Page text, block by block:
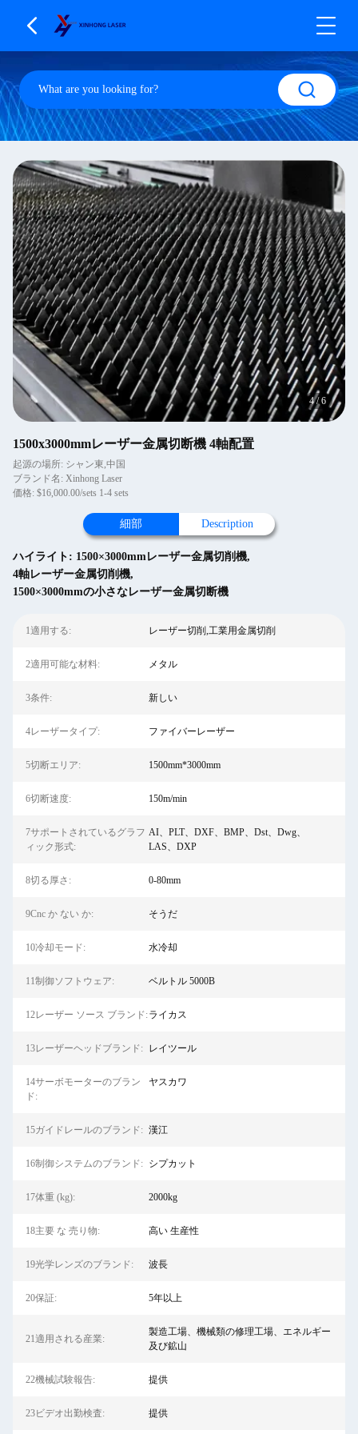
4/6
1500x3000mmレーザー金属切断機 4軸配置
起源の場所: シャン東,中国
ブランド名: Xinhong Laser
価格: $16,000.00/sets 1-4 sets
細部 Description
ハイライト: 1500×3000mmレーザー金属切削機,
4軸レーザー金属切削機,
1500×3000mmの小さなレーザー金属切断機
1適用する: レーザー切削,工業用金属切削
2適用可能な材料: メタル
3条件: 新しい
4レーザータイプ: ファイバーレーザー
5切断エリア: 1500mm*3000mm
6切断速度: 150m/min
7サポートされているグラフ
ィック形式:
AI、PLT、DXF、BMP、Dst、Dwg、
LAS、DXP
8切る厚さ: 0-80mm
9Cnc か ない か: そうだ
10冷却モード: 水冷却
11制御ソフトウェア: ベルトル 5000B
12レーザー ソース ブランド:ライカス
13レーザーヘッドブランド: レイツール
14サーボモーターのブラン
ド:
ヤスカワ
15ガイドレールのブランド: 漢江
16制御システムのブランド: シプカット
17体重 (kg): 2000kg
18主要 な 売り物: 高い 生産性
19光学レンズのブランド: 波長
20保証: 5年以上
21適用される産業:
製造工場、機械類の修理工場、エネルギー
及び鉱山
22機械試験報告: 提供
23ビデオ出勤検査: 提供